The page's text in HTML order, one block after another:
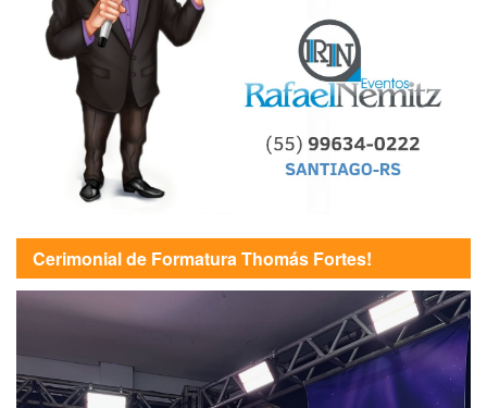
Cerimonial de Formatura Thomás Fortes!